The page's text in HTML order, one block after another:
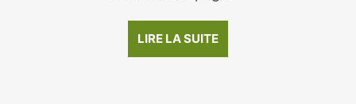
LIRE LA SUITE